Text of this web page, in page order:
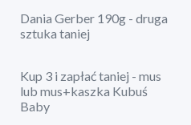
Dania Gerber 190g - druga
sztuka taniej
Kup 3 i zapłać taniej - mus
lub mus+kaszka Kubuś
Baby